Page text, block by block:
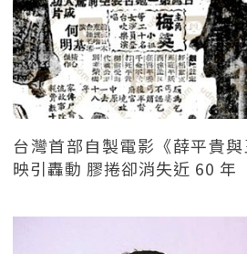
台灣首部自製電影《薛平貴
映引轟動 膠捲卻消失近 60 年